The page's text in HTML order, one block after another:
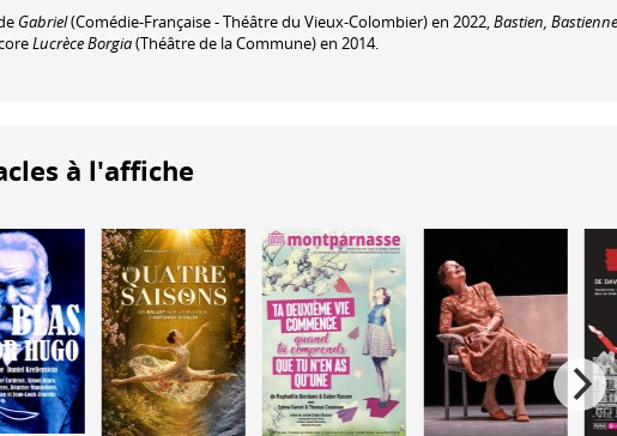
Gabriel(Comédie-Française - Théâtre du Vieux-Colombier) en 2022,Bastien, Bastienne
Lucrèce Borgia(Théâtre de la Commune) en 2014.
à l'affiche